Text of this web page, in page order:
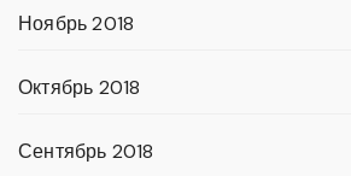
Ноябрь 2018
Октябрь 2018
Сентябрь 2018